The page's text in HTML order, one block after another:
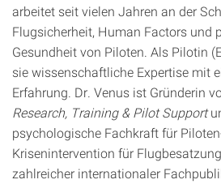
arbeitet seit vielen Jahren an der
Flugsicherheit, Human Factors und
Gesundheit von Piloten. Als Pilotin
sie wissenschaftliche Expertise mit
Erfahrung. Dr. Venus ist Gründerin
Research, Training & Pilot Support
psychologische Fachkraft für
Krisenintervention für
zahlreicher internationaler